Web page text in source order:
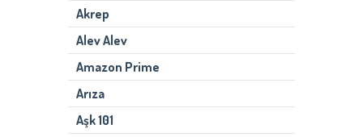
Akrep
Alev Alev
Amazon Prime
Arıza
Aşk 101